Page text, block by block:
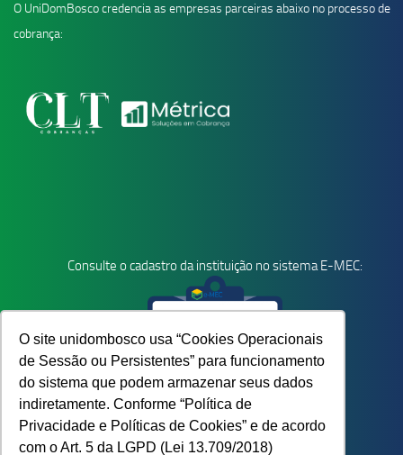
O site unidombosco usa “Cookies Operacionais
de Sessão ou Persistentes” para funcionamento
do sistema que podem armazenar seus dados
indiretamente. Conforme “Política de
Privacidade e Políticas de Cookies” e de acordo
com o Art. 5 da LGPD (Lei 13.709/2018)
O UniDomBosco credencia as empresas parceiras abaixo no processo de
cobrança:
Consulte o cadastro da instituição no sistema E-MEC: